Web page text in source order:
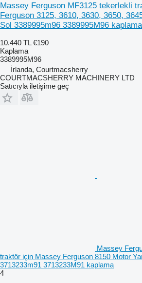
Massey Ferguson MF3125 tekerlekli
Ferguson 3125, 3610, 3630, 3650,
Sol 3389995m96 3389995M96 kaplama
10.440 TL €190
Kaplama
3389995M96
İrlanda, Courtmacsherry
COURTMACSHERRY MACHINERY LTD
Satıcıyla iletişime geç
Massey
traktör için Massey Ferguson 8150 Motor
3713233m91 3713233M91 kaplama
4